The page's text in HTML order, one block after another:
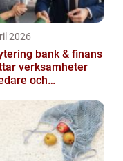
2026
bank & finans
verksamheter
och